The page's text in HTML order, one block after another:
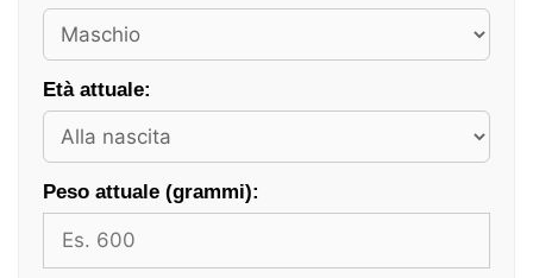
Età attuale:
Peso attuale (grammi):